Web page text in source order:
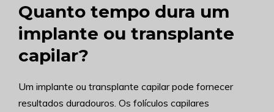
Quanto tempo dura um
implante ou transplante
capilar?
Um implante ou transplante capilar pode fornecer
resultados duradouros. Os folículos capilares